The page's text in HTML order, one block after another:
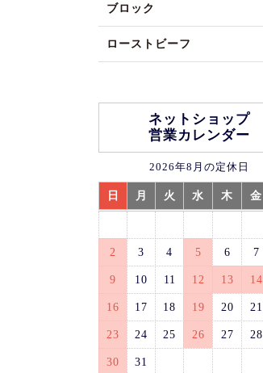
ブロック
ローストビーフ
ネットショップ
営業カレンダー
2026年8月の定休日
日 月 火 水 木 金
2 3 4 5 6 7
9 10 11 12 13 14
16 17 18 19 20 21
23 24 25 26 27 28
30 31